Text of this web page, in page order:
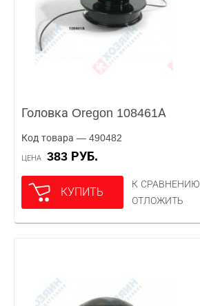
Головка Oregon 108461А
Код товара — 490482
ЦЕНА 383 РУБ.
КУПИТЬ
К СРАВНЕНИЮ
ОТЛОЖИТЬ